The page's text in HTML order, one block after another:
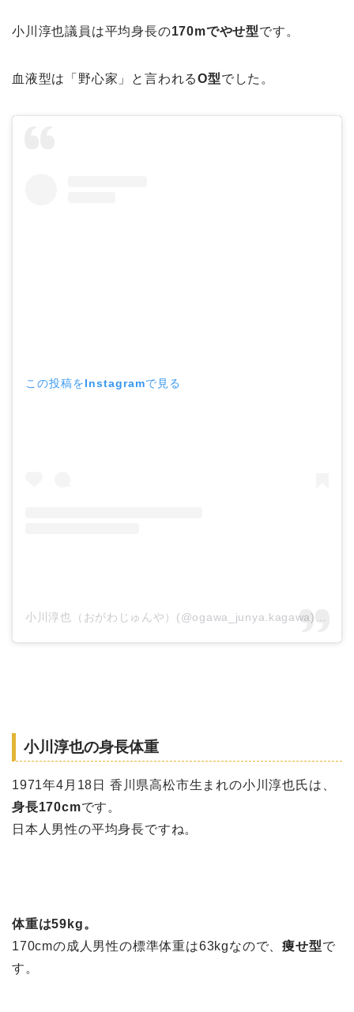
小川淳也議員は平均身長の170mでやせ型です。
血液型は「野心家」と言われるO型でした。
この投稿をInstagramで見る
小川淳也の身長体重
1971年4月18日 香川県高松市生まれの小川淳也氏は、
身長170cmです。
日本人男性の平均身長ですね。
体重は59kg。
170cmの成人男性の標準体重は63kgなので、痩せ型で
す。